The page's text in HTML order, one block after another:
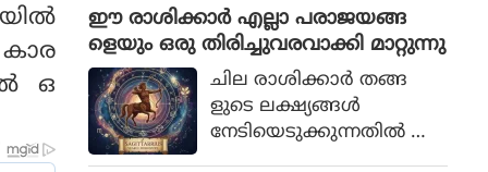
ഒ
കള്‍ നടന്നത്.
ഈ രാശിക്കാര്‍ എല്ലാ പരാജയങ്ങ
ളെയും ഒരു തിരിച്ചുവരവാക്കി മാറ്റുന്നു
ചില രാശിക്കാര്‍ തങ്ങ
ളുടെ ലക്ഷ്യങ്ങള്‍
നേടിയെടുക്കുന്നതില്‍ അ